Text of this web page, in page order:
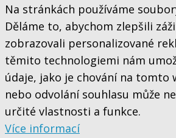
Na stránkách používáme
Děláme to, abychom zlepšili
zobrazovali personalizované
těmito technologiemi nám
údaje, jako je chování na tomto
nebo odvolání souhlasu může
určité vlastnosti a funkce.
Více informací